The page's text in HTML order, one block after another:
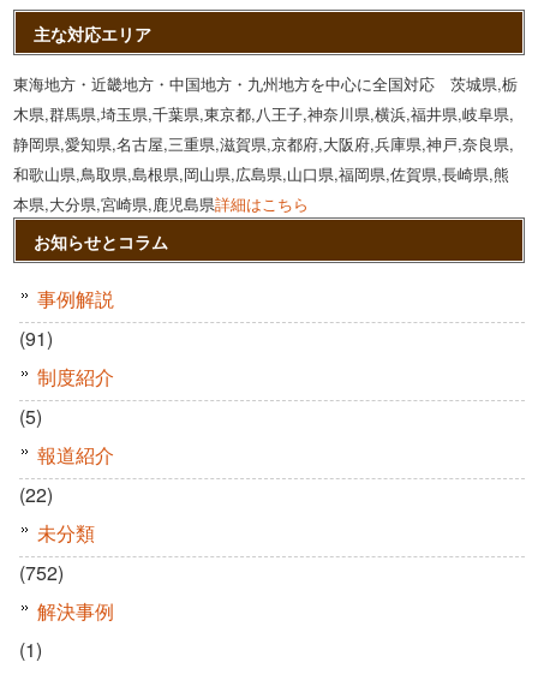
主な対応エリア
東海地方・近畿地方・中国地方・九州地方を中心に全国対応 茨城県,栃
木県,群馬県,埼玉県,千葉県,東京都,八王子,神奈川県,横浜,福井県,岐阜県,
静岡県,愛知県,名古屋,三重県,滋賀県,京都府,大阪府,兵庫県,神戸,奈良県,
和歌山県,鳥取県,島根県,岡山県,広島県,山口県,福岡県,佐賀県,長崎県,熊
本県,大分県,宮崎県,鹿児島県詳細はこちら
お知らせとコラム
事例解説
(91)
制度紹介
(5)
報道紹介
(22)
未分類
(752)
解決事例
(1)